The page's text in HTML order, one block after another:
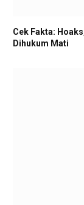
Cek Fakta:
Dihukum Mati